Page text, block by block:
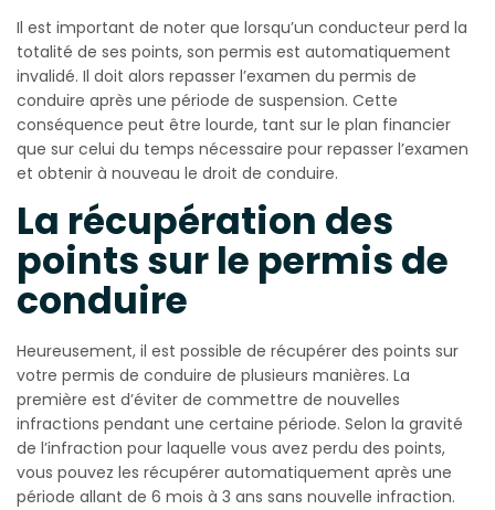
Il est important de noter que lorsqu’un conducteur perd la
totalité de ses points, son permis est automatiquement
invalidé. Il doit alors repasser l’examen du permis de
conduire après une période de suspension. Cette
conséquence peut être lourde, tant sur le plan financier
que sur celui du temps nécessaire pour repasser l’examen
et obtenir à nouveau le droit de conduire.
La récupération des
points sur le permis de
conduire
Heureusement, il est possible de récupérer des points sur
votre permis de conduire de plusieurs manières. La
première est d’éviter de commettre de nouvelles
infractions pendant une certaine période. Selon la gravité
de l’infraction pour laquelle vous avez perdu des points,
vous pouvez les récupérer automatiquement après une
période allant de 6 mois à 3 ans sans nouvelle infraction.